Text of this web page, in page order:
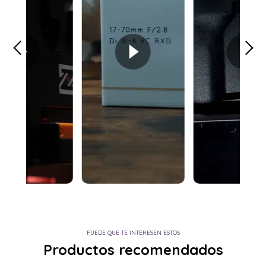
PUEDE QUE TE INTERESEN ESTOS
Productos recomendados